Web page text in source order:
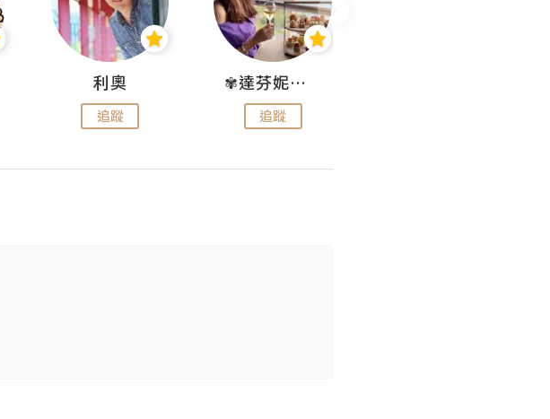
利奧
追蹤
✾達芬妮•愛孩子•愛生活✾
追蹤